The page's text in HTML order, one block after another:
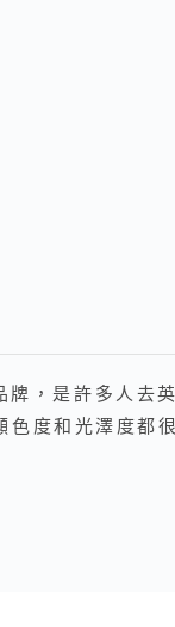
是許多人去英
度和光澤度都